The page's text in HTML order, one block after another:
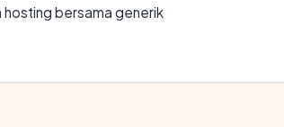
hosting bersama generik